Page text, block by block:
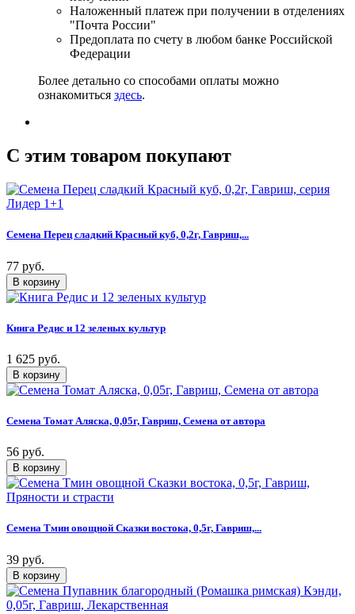
Наложенный платеж при получении в отделениях
"Почта России"
Предоплата по счету в любом банке Российской
Федерации
Более детально со способами оплаты можно
ознакомиться здесь.
C этим товаром покупают
Семена Перец сладкий Красный куб, 0,2г, Гавриш,...
77 руб.
Книга Редис и 12 зеленых культур
1 625 руб.
Семена Томат Аляска, 0,05г, Гавриш, Семена от автора
56 руб.
Семена Тмин овощной Сказки востока, 0,5г, Гавриш,...
39 руб.